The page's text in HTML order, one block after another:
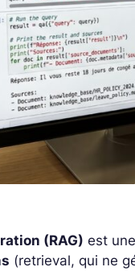
(RAG) est
(retrieval, qui ne